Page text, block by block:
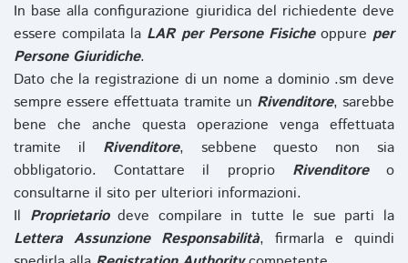
In base alla configurazione giuridica del richiedente deve
essere compilata la LAR per Persone Fisicheoppure per
Persone Giuridiche.
Dato che la registrazione di un nome a dominio .sm deve
sempre essere effettuata tramite un Rivenditore, sarebbe
bene che anche questa operazione venga effettuata
tramite il Rivenditore, sebbene questo non sia
obbligatorio. Contattare il proprio Rivenditoreo
consultarne il sito per ulteriori informazioni.
Il Proprietariodeve compilare in tutte le sue parti la
Lettera Assunzione Responsabilità, firmarla e quindi